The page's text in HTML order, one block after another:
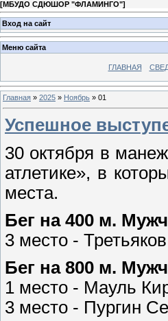
[МБУДО СДЮШОР "ФЛАМИНГО"]
Вход на сайт
Меню сайта
ГЛАВНАЯ
Главная » 2025 » Ноябрь » 01
Успешное
30 октября в
атлетике», в
места.
Бег на 400 м.
3 место -
Бег на 800 м.
1 место - Мауль
3 место - Пургин